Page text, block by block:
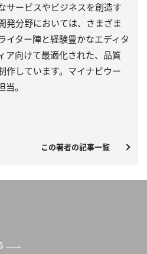
サービスやビジネスを創造す
発分野においては、さまざま
イター陣と経験豊かなエディタ
ア向けて最適化された、品質
作しています。マイナビウー
。
この著者の記事一覧